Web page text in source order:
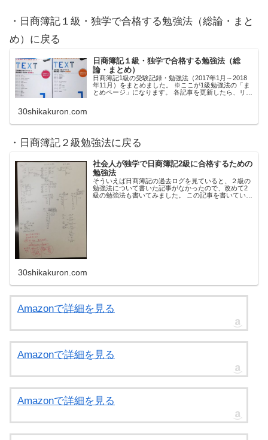
・日商簿記１級・独学で合格する勉強法（総論・まと
め）に戻る
日商簿記１級・独学で合格する勉強法（総
論・まとめ）
日商簿記1級の受験記録・勉強法（2017年1月～2018
年11月）をまとめました。 ※ここが1級勉強法の「ま
とめページ」になります。 各記事を更新したら、リン
30shikakuron.com
・日商簿記２級勉強法に戻る
社会人が独学で日商簿記2級に合格するための
勉強法
そういえば日商簿記の過去ログを見ていると、２級の
勉強法について書いた記事がなかったので、改めて2
級の勉強法も書いてみました。 この記事を書いている
30shikakuron.com
Amazonで詳細を見る
Amazonで詳細を見る
Amazonで詳細を見る